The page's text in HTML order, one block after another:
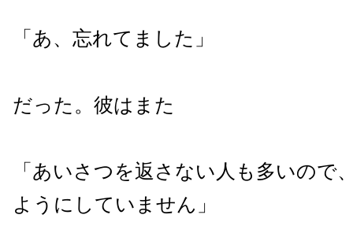
「あ、忘れてました」
だった。彼はまた
「あいさつを返さない人も多いので
ようにしていません」